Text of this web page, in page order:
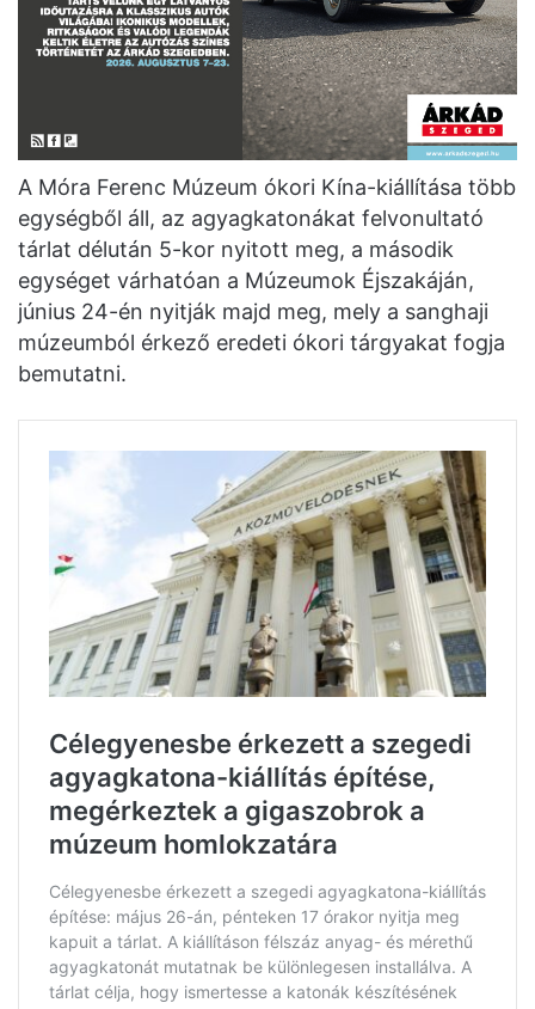
A Móra Ferenc Múzeum ókori Kína-kiállítása több
egységből áll, az agyagkatonákat felvonultató
tárlat délután 5-kor nyitott meg, a második
egységet várhatóan a Múzeumok Éjszakáján,
június 24-én nyitják majd meg, mely a sanghaji
múzeumból érkező eredeti ókori tárgyakat fogja
bemutatni.